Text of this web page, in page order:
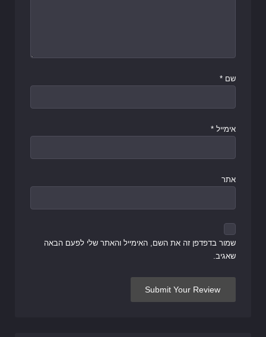
שם *
אימייל *
אתר
שמור בדפדפן זה את השם, האימייל והאתר שלי לפעם הבאה
שאגיב.